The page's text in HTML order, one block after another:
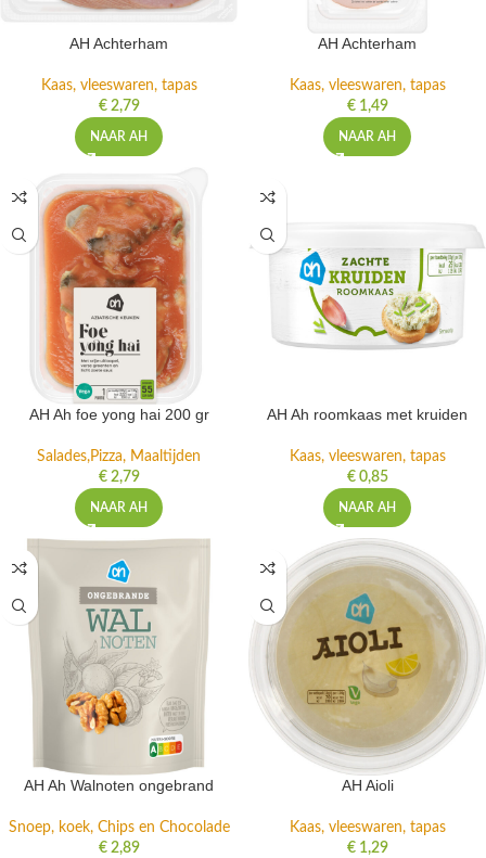
AH Achterham
Kaas, vleeswaren, tapas
€2,79
NAAR AH
AH Achterham
Kaas, vleeswaren, tapas
€1,49
NAAR AH
AH Ah foe yong hai 200 gr
Salades,Pizza, Maaltijden
€2,79
NAAR AH
AH Ah roomkaas met kruiden
Kaas, vleeswaren, tapas
€0,85
NAAR AH
AH Ah Walnoten ongebrand
Snoep, koek, Chips en Chocolade
€2,89
AH Aioli
Kaas, vleeswaren, tapas
€1,29